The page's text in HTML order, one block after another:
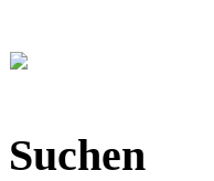
Suchen